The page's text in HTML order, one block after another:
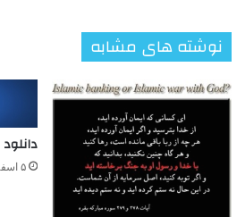
نوشته های مشابه
۵ اسفند ۱۳۹۴